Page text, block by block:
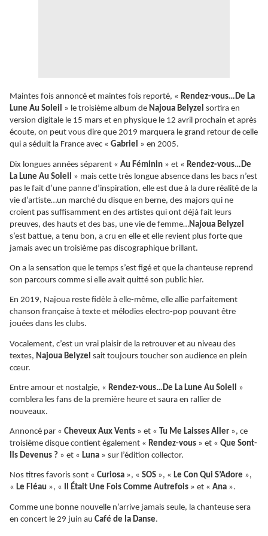
Maintes fois annoncé et maintes fois reporté, « Rendez-vous…De La
Lune Au Soleil » le troisième album de Najoua Belyzel sortira en
version digitale le 15 mars et en physique le 12 avril prochain et après
écoute, on peut vous dire que 2019 marquera le grand retour de celle
qui a séduit la France avec « Gabriel » en 2005.
Dix longues années séparent « Au Féminin » et « Rendez-vous…De
La Lune Au Soleil » mais cette très longue absence dans les bacs n’est
pas le fait d’une panne d’inspiration, elle est due à la dure réalité de la
vie d’artiste…un marché du disque en berne, des majors qui ne
croient pas suffisamment en des artistes qui ont déjà fait leurs
preuves, des hauts et des bas, une vie de femme…Najoua Belyzel
s’est battue, a tenu bon, a cru en elle et elle revient plus forte que
jamais avec un troisième pas discographique brillant.
On a la sensation que le temps s’est figé et que la chanteuse reprend
son parcours comme si elle avait quitté son public hier.
En 2019, Najoua reste fidèle à elle-même, elle allie parfaitement
chanson française à texte et mélodies electro-pop pouvant être
jouées dans les clubs.
Vocalement, c’est un vrai plaisir de la retrouver et au niveau des
textes, Najoua Belyzel sait toujours toucher son audience en plein
cœur.
Entre amour et nostalgie, « Rendez-vous…De La Lune Au Soleil »
comblera les fans de la première heure et saura en rallier de
nouveaux.
Annoncé par « Cheveux Aux Vents » et « Tu Me Laisses Aller », ce
troisième disque contient également « Rendez-vous » et « Que Sont-
Ils Devenus ? » et « Luna » sur l’édition collector.
Nos titres favoris sont « Curiosa », « SOS », « Le Con Qui S’Adore »,
« Le Fléau », « Il Était Une Fois Comme Autrefois » et « Ana ».
Comme une bonne nouvelle n’arrive jamais seule, la chanteuse sera
en concert le 29 juin au Café de la Danse.